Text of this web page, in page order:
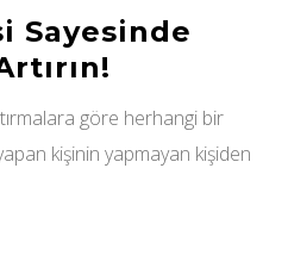
Sayesinde
göre herhangi bir
kişinin yapmayan kişiden